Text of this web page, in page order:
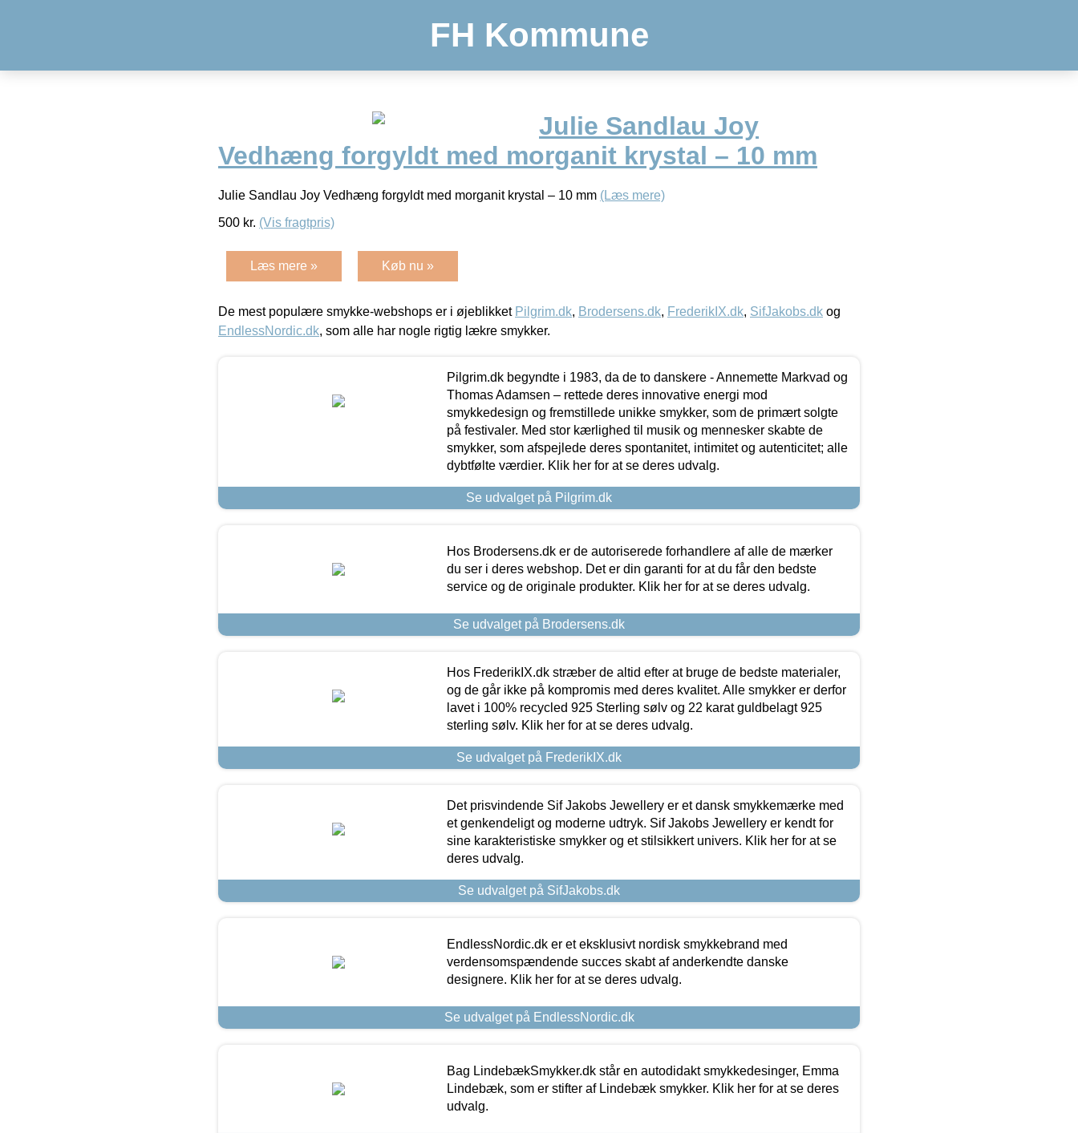
FH Kommune
Julie Sandlau Joy
Vedhæng forgyldt med morganit krystal – 10 mm
Julie Sandlau Joy Vedhæng forgyldt med morganit krystal – 10 mm (Læs mere)
500 kr. (Vis fragtpris)
Læs mere » Køb nu »
De mest populære smykke-webshops er i øjeblikket Pilgrim.dk, Brodersens.dk, FrederikIX.dk, SifJakobs.dk og
EndlessNordic.dk, som alle har nogle rigtig lækre smykker.
Pilgrim.dk begyndte i 1983, da de to danskere - Annemette Markvad og
Thomas Adamsen – rettede deres innovative energi mod
smykkedesign og fremstillede unikke smykker, som de primært solgte
på festivaler. Med stor kærlighed til musik og mennesker skabte de
smykker, som afspejlede deres spontanitet, intimitet og autenticitet; alle
dybtfølte værdier. Klik her for at se deres udvalg.
Se udvalget på Pilgrim.dk
Hos Brodersens.dk er de autoriserede forhandlere af alle de mærker
du ser i deres webshop. Det er din garanti for at du får den bedste
service og de originale produkter. Klik her for at se deres udvalg.
Se udvalget på Brodersens.dk
Hos FrederikIX.dk stræber de altid efter at bruge de bedste materialer,
og de går ikke på kompromis med deres kvalitet. Alle smykker er derfor
lavet i 100% recycled 925 Sterling sølv og 22 karat guldbelagt 925
sterling sølv. Klik her for at se deres udvalg.
Se udvalget på FrederikIX.dk
Det prisvindende Sif Jakobs Jewellery er et dansk smykkemærke med
et genkendeligt og moderne udtryk. Sif Jakobs Jewellery er kendt for
sine karakteristiske smykker og et stilsikkert univers. Klik her for at se
deres udvalg.
Se udvalget på SifJakobs.dk
EndlessNordic.dk er et eksklusivt nordisk smykkebrand med
verdensomspændende succes skabt af anderkendte danske
designere. Klik her for at se deres udvalg.
Se udvalget på EndlessNordic.dk
Bag LindebækSmykker.dk står en autodidakt smykkedesinger, Emma
Lindebæk, som er stifter af Lindebæk smykker. Klik her for at se deres
udvalg.